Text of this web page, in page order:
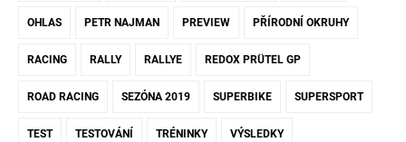
OHLAS PETR NAJMAN PREVIEW PŘÍRODNÍ OKRUHY
RACING RALLY RALLYE REDOX PRÜTEL GP
ROAD RACING SEZÓNA 2019 SUPERBIKE SUPERSPORT
TEST TESTOVÁNÍ TRÉNINKY VÝSLEDKY